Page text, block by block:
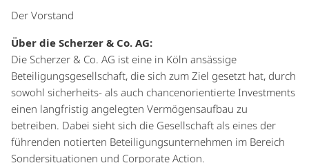
Der Vorstand
Über die Scherzer & Co. AG:
Die Scherzer & Co. AG ist eine in Köln ansässige
Beteiligungsgesellschaft, die sich zum Ziel gesetzt hat, durch
sowohl sicherheits- als auch chancenorientierte Investments
einen langfristig angelegten Vermögensaufbau zu
betreiben. Dabei sieht sich die Gesellschaft als eines der
führenden notierten Beteiligungsunternehmen im Bereich
Sondersituationen und Corporate Action.